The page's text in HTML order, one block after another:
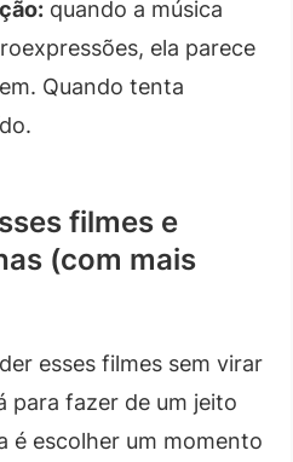
quando a música
ela parece
Quando tenta
filmes e
(com mais
esses filmes sem virar
para fazer de um jeito
é escolher um momento